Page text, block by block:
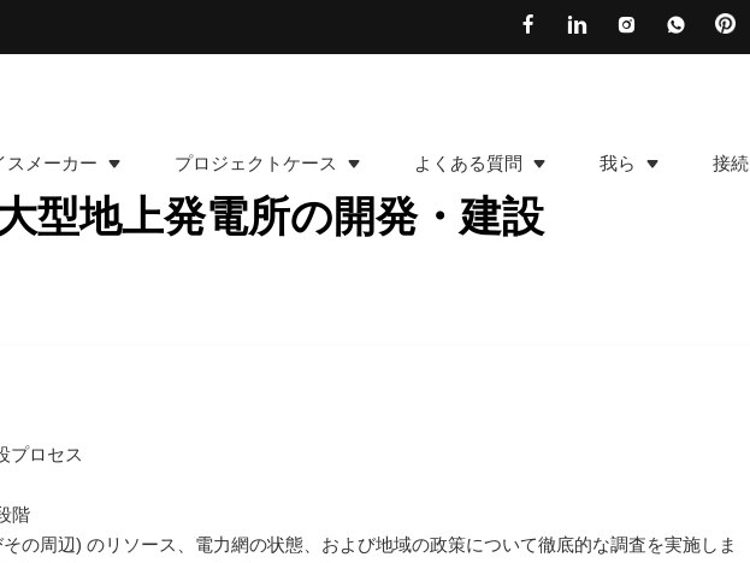
スメーカー プロジェクトケース よくある質問 我ら 接続
型地上発電所の開発・建設
プロセス
階
の周辺) のリソース、電力網の状態、および地域の政策について徹底的な調査を実施しま